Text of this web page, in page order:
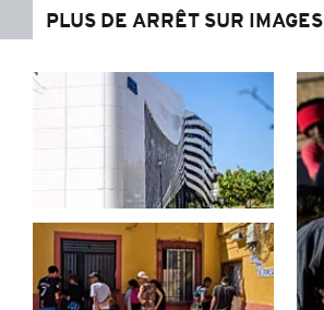
PLUS DE ARRÊT SUR IMAGES